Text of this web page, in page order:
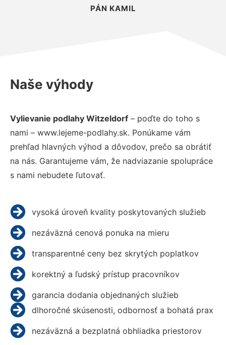
PÁN KAMIL
Naše výhody
Vylievanie podlahy Witzeldorf – poďte do toho s
nami – www.lejeme-podlahy.sk. Ponúkame vám
prehľad hlavných výhod a dôvodov, prečo sa obrátiť
na nás. Garantujeme vám, že nadviazanie spolupráce
s nami nebudete ľutovať.
vysoká úroveň kvality poskytovaných služieb
nezáväzná cenová ponuka na mieru
transparentné ceny bez skrytých poplatkov
korektný a ľudský prístup pracovníkov
garancia dodania objednaných služieb
dlhoročné skúsenosti, odbornosť a bohatá prax
nezáväzná a bezplatná obhliadka priestorov